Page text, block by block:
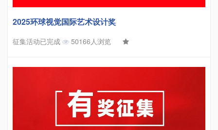
2025环球视觉国际艺术设计奖
征集活动已完成 50166人浏览